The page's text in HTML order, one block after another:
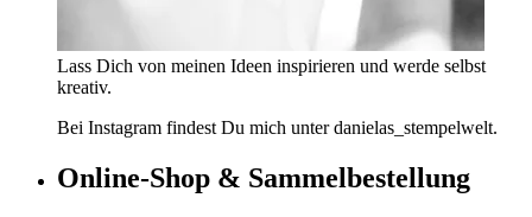
Lass Dich von meinen Ideen inspirieren und werde selbst
kreativ.
Bei Instagram findest Du mich unter danielas_stempelwelt.
Online-Shop & Sammelbestellung